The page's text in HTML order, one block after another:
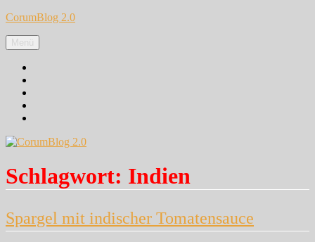
Zum
springen
CorumBlog 2.0
Menü
Schlagwort: Indien
Spargel mit indischer Tomatensauce